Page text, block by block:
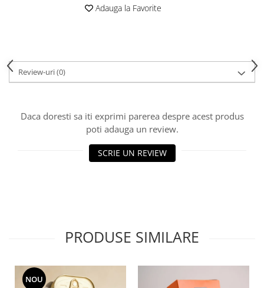
Adauga la Favorite
Review-uri(0)
Daca doresti sa iti exprimi parerea despre acest produs
poti adauga un review.
SCRIE UN REVIEW
PRODUSE SIMILARE
NOU